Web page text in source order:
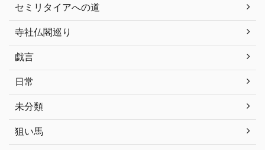
セミリタイアへの道
寺社仏閣巡り
戯言
日常
未分類
狙い馬